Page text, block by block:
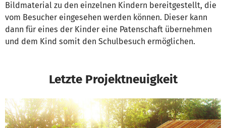
Bildmaterial zu den einzelnen Kindern bereitgestellt, die
vom Besucher eingesehen werden können. Dieser kann
dann für eines der Kinder eine Patenschaft übernehmen
und dem Kind somit den Schulbesuch ermöglichen.
Letzte Projektneuigkeit